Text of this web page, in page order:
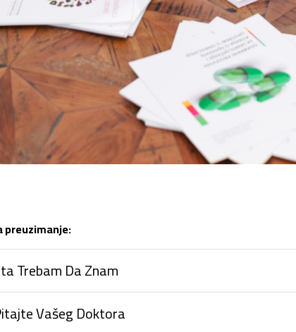
preuzimanje:
Trebam Da Znam
Vašeg Doktora